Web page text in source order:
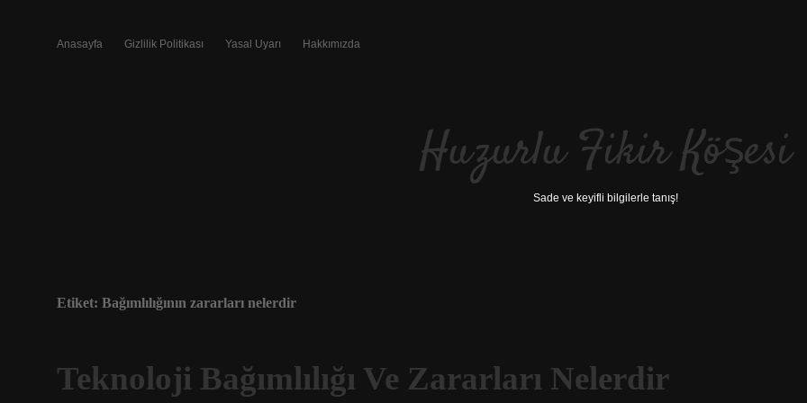
Anasayfa Gizlilik Politikası Yasal Uyarı Hakkımızda
Huzurlu Fikir Köşesi
Sade ve keyifli bilgilerle tanış!
Etiket: Bağımlılığının zararları nelerdir
Teknoloji Bağımlılığı Ve Zararları Nelerdir